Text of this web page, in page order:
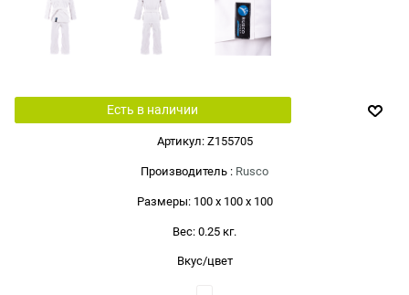
Есть в наличии
Артикул: Z155705
Производитель : Rusco
Размеры: 100 x 100 x 100
Вес: 0.25 кг.
Вкус/цвет